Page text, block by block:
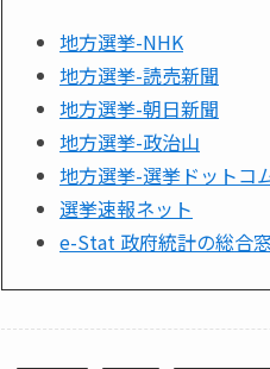
地方選挙-NHK
地方選挙-読売新聞
地方選挙-朝日新聞
地方選挙-政治山
地方選挙-選挙ドットコ
選挙速報ネット
e-Stat 政府統計の総合